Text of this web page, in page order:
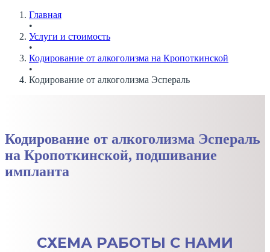
Главная
•
Услуги и стоимость
•
Кодирование от алкоголизма на Кропоткинской
•
Кодирование от алкоголизма Эспераль
Кодирование от алкоголизма Эспераль
на Кропоткинской, подшивание
импланта
СХЕМА РАБОТЫ С НАМИ